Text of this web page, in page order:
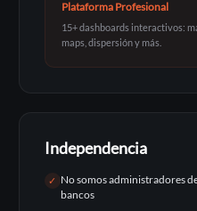
Plataforma Profesional
15+ dashboards interactivos:
maps, dispersión y más.
Independencia
✓ No somos administradores
bancos